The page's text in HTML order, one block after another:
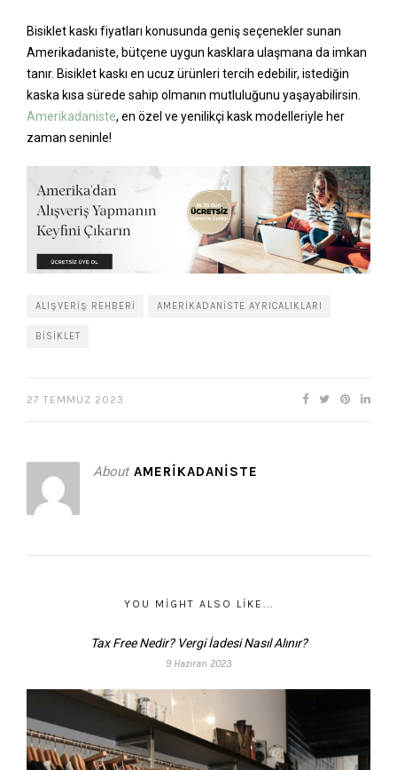
Bisiklet kaskı fiyatları konusunda geniş seçenekler sunan
Amerikadaniste, bütçene uygun kasklara ulaşmana da imkan
tanır. Bisiklet kaskı en ucuz ürünleri tercih edebilir, istediğin
kaska kısa sürede sahip olmanın mutluluğunu yaşayabilirsin.
Amerikadaniste, en özel ve yenilikçi kask modelleriyle her
zaman seninle!
ALIŞVERIŞ REHBERI AMERIKADANISTE AYRICALIKLARI
BISIKLET
27 TEMMUZ 2023
About AMERIKADANISTE
YOU MIGHT ALSO LIKE...
Tax Free Nedir? Vergi İadesi Nasıl Alınır?
9 Haziran 2023